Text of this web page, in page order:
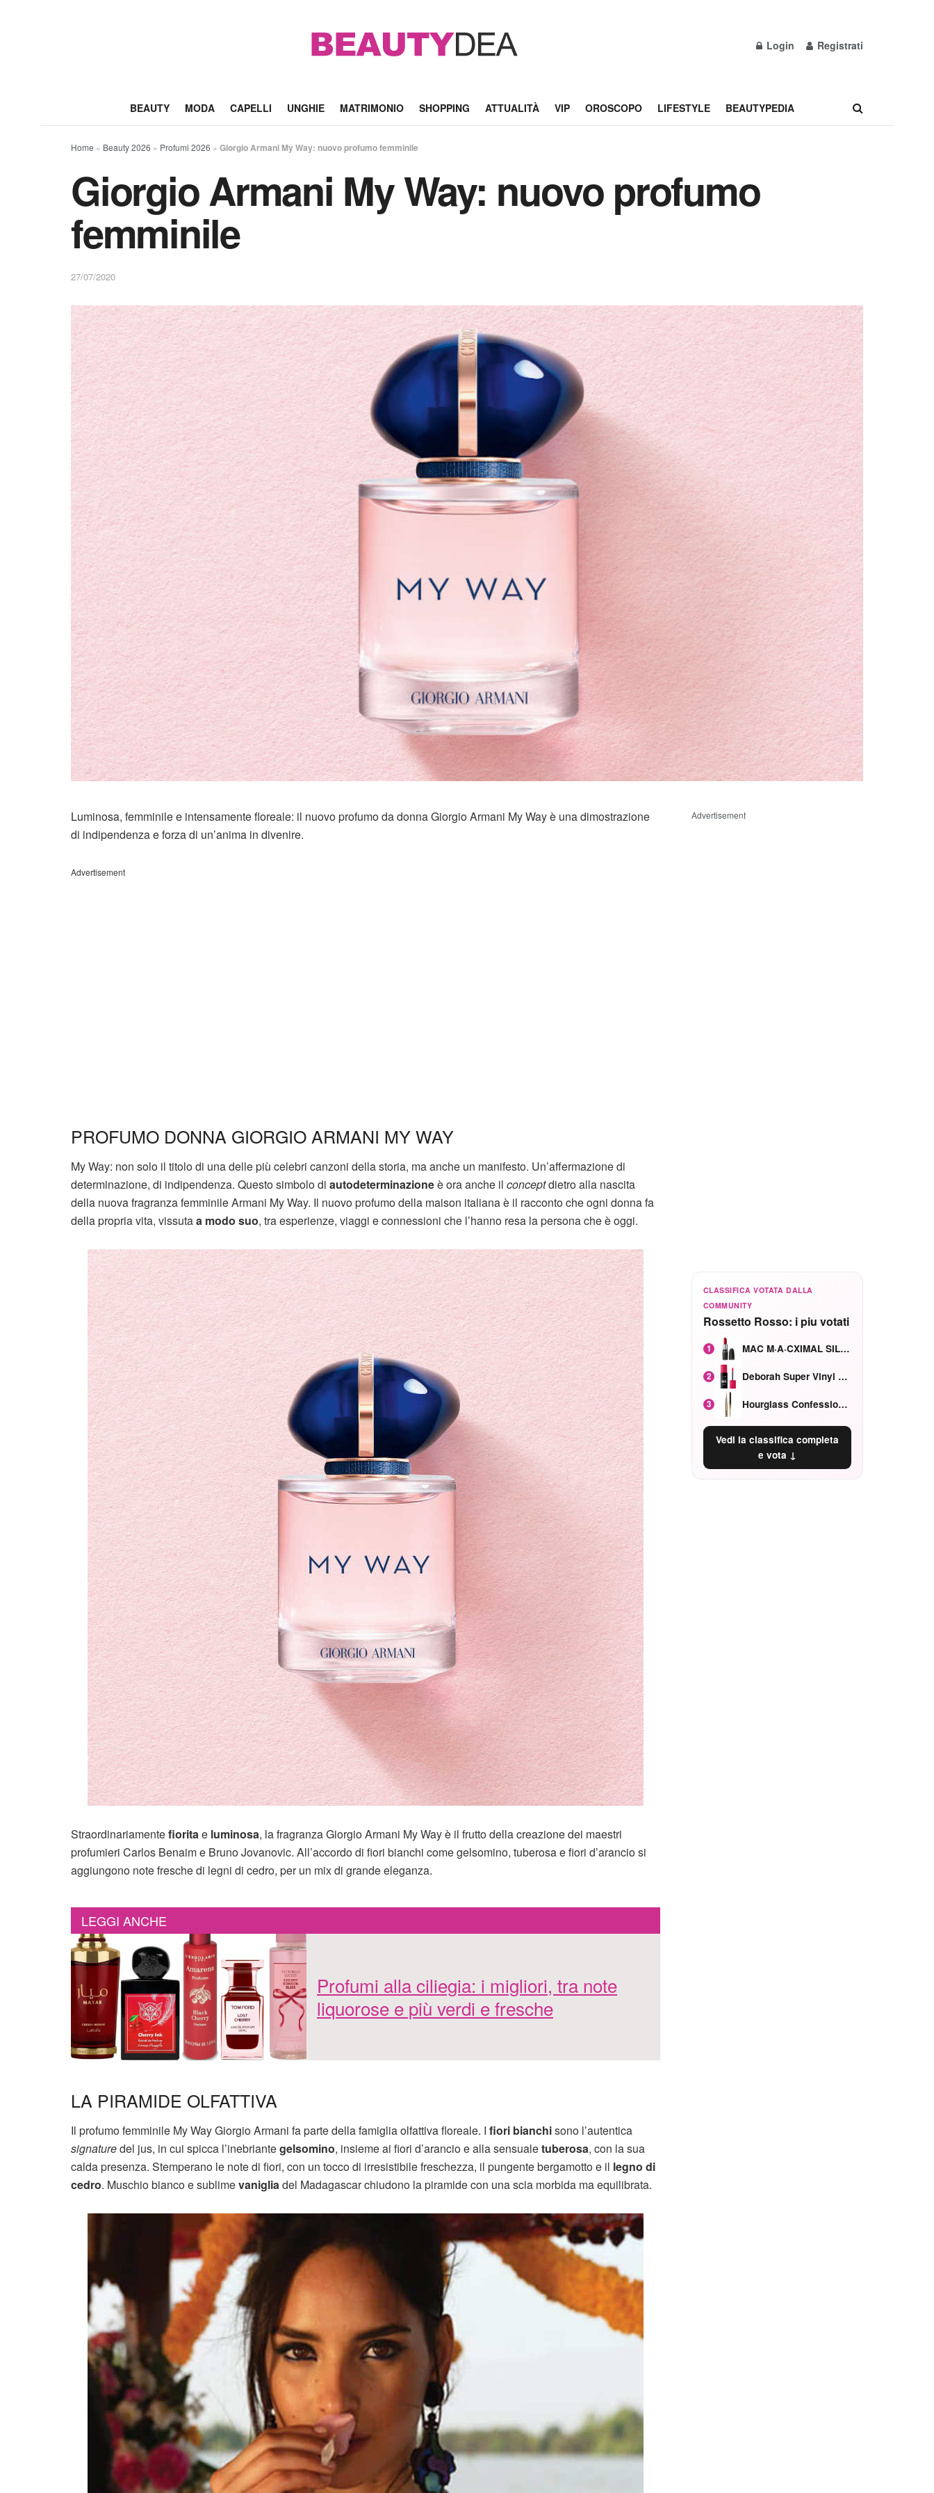
Login Registrati
BEAUTY MODA CAPELLI UNGHIE MATRIMONIO SHOPPING ATTUALITÀ VIP OROSCOPO LIFESTYLE BEAUTYPEDIA
Home » Beauty 2026 » Profumi 2026 » Giorgio Armani My Way: nuovo profumo femminile
Giorgio Armani My Way: nuovo profumo
femminile
27/07/2020
Luminosa, femminile e intensamente floreale: il nuovo profumo da donna Giorgio Armani My Way è una dimostrazione
di indipendenza e forza di un’anima in divenire.
Advertisement
PROFUMO DONNA GIORGIO ARMANI MY WAY
My Way: non solo il titolo di una delle più celebri canzoni della storia, ma anche un manifesto. Un’affermazione di
determinazione, di indipendenza. Questo simbolo di autodeterminazioneè ora anche il conceptdietro alla nascita
della nuova fragranza femminile Armani My Way. Il nuovo profumo della maison italiana è il racconto che ogni donna fa
della propria vita, vissutaa modo suo, tra esperienze, viaggi e connessioni che l’hanno resa la persona che è oggi.
Straordinariamentefioritae luminosa, la fragranza Giorgio Armani My Way è il frutto della creazione dei maestri
profumieri Carlos Benaim e Bruno Jovanovic. All’accordo di fiori bianchi come gelsomino, tuberosa e fiori d’arancio si
aggiungono note fresche di legni di cedro, per un mix di grande eleganza.
LEGGI ANCHE
Profumi alla ciliegia: i migliori, tra note
liquorose e più verdi e fresche
LA PIRAMIDE OLFATTIVA
Il profumo femminile My Way Giorgio Armani fa parte della famiglia olfattiva floreale. I fiori bianchisono l’autentica
signaturedel jus, in cui spicca l’inebriantegelsomino, insieme ai fiori d’arancio e alla sensualetuberosa, con la sua
calda presenza. Stemperano le note di fiori, con un tocco di irresistibile freschezza, il pungente bergamotto e il legno di
cedro. Muschio bianco e sublimevanigliadel Madagascar chiudono la piramide con una scia morbida ma equilibrata.
Advertisement
CLASSIFICA VOTATA DALLA
COMMUNITY
Rossetto Rosso: i piu votati
1 MAC M·A·CXIMAL SILKY MATTE Red Rock mat
2 Deborah Super Vinyl Shake Rosa Ciliegia
3 Hourglass Confession Ricaricabile Ultra Preciso Ad Alta Intensità Secretly Classic Red
Vedi la classifica completa
e vota ↓